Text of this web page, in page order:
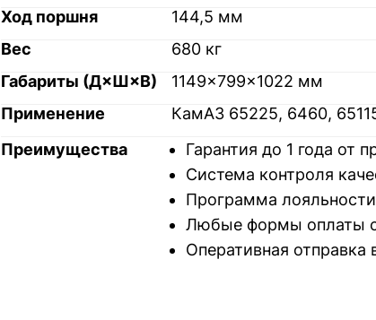
Ход поршня
144,5 мм
Вес
680 кг
Габариты (Д×Ш×В)
1149×799×1022 мм
Применение
КамАЗ 65225, 6460,
Преимущества
Гарантия до 1 года от
Система контроля
Программа
Любые формы оплаты
Оперативная отправка